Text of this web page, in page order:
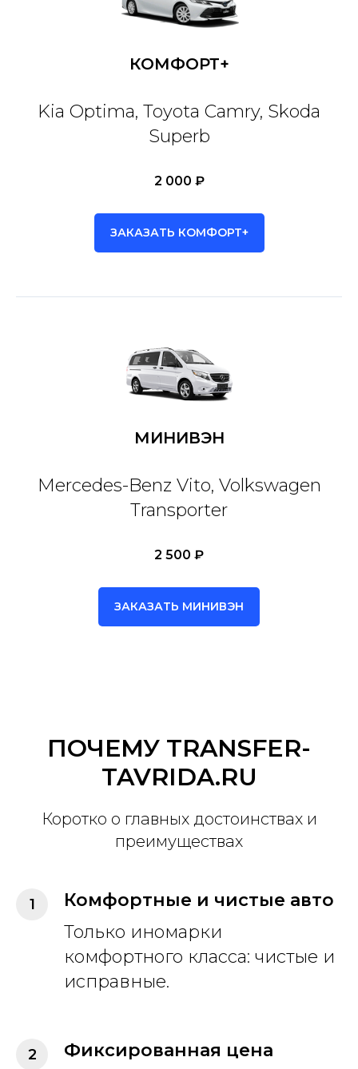
КОМФОРТ+
Kia Optima, Toyota Camry, Skoda
Superb
2 000 ₽
ЗАКАЗАТЬ КОМФОРТ+
МИНИВЭН
Mercedes-Benz Vito, Volkswagen
Transporter
2 500 ₽
ЗАКАЗАТЬ МИНИВЭН
ПОЧЕМУ TRANSFER-
TAVRIDA.RU
Коротко о главных достоинствах и
преимуществах
Комфортные и чистые авто
Только иномарки
комфортного класса: чистые и
исправные.
Фиксированная цена